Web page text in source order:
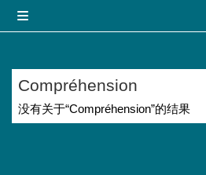
Compréhension
没有关于“Compréhension”的结果